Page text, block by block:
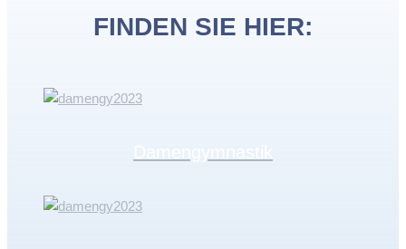
FINDEN SIE HIER: